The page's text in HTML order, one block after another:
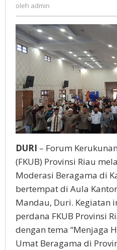
oleh admin
DURI – Forum
(FKUB) Provinsi Riau
Moderasi Beragama di
bertempat di Aula
Mandau, Duri. Kegiatan
perdana FKUB Provinsi
dengan tema “Menjaga
Umat Beragama di